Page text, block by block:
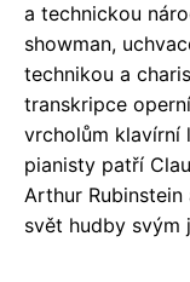
a technickou
showman,
technikou a
transkripce
vrcholům klavírní
pianisty patří
Arthur
svět hudby svým